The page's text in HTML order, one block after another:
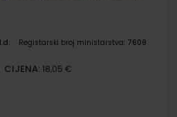
Registarski broj ministarstva: 7609
CIJENA: 18,05 €